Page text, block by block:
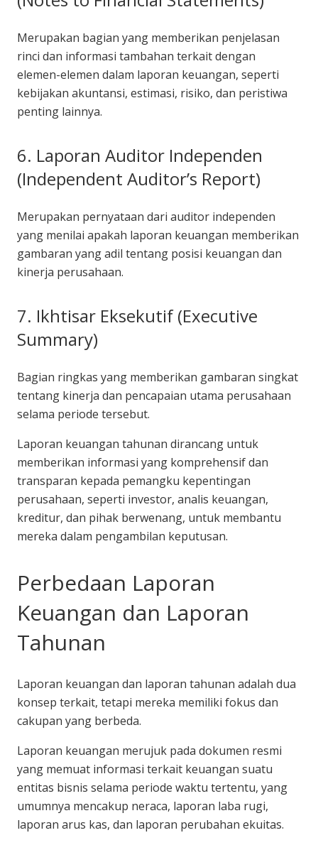
Merupakan bagian yang memberikan penjelasan
rinci dan informasi tambahan terkait dengan
elemen-elemen dalam laporan keuangan, seperti
kebijakan akuntansi, estimasi, risiko, dan peristiwa
penting lainnya.
6. Laporan Auditor Independen
(Independent Auditor’s Report)
Merupakan pernyataan dari auditor independen
yang menilai apakah laporan keuangan memberikan
gambaran yang adil tentang posisi keuangan dan
kinerja perusahaan.
7. Ikhtisar Eksekutif (Executive
Summary)
Bagian ringkas yang memberikan gambaran singkat
tentang kinerja dan pencapaian utama perusahaan
selama periode tersebut.
Laporan keuangan tahunan dirancang untuk
memberikan informasi yang komprehensif dan
transparan kepada pemangku kepentingan
perusahaan, seperti investor, analis keuangan,
kreditur, dan pihak berwenang, untuk membantu
mereka dalam pengambilan keputusan.
Perbedaan Laporan
Keuangan dan Laporan
Tahunan
Laporan keuangan dan laporan tahunan adalah dua
konsep terkait, tetapi mereka memiliki fokus dan
cakupan yang berbeda.
Laporan keuangan merujuk pada dokumen resmi
yang memuat informasi terkait keuangan suatu
entitas bisnis selama periode waktu tertentu, yang
umumnya mencakup neraca, laporan laba rugi,
laporan arus kas, dan laporan perubahan ekuitas.